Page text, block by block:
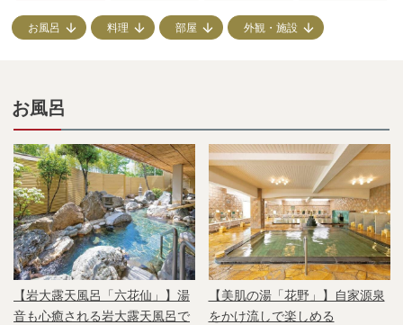
お風呂 料理 部屋 外観・施設
お風呂
【岩大露天風呂「六花仙」】湯
音も心癒される岩大露天風呂で
【美肌の湯「花野」】自家源泉
をかけ流しで楽しめる